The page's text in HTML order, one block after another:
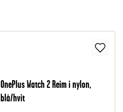
OnePlus Watch 2 Reim i nylon,
blå/hvit